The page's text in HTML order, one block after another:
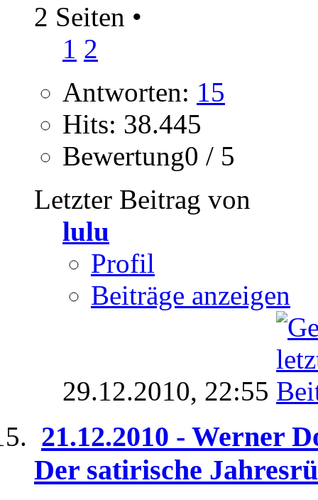
2 Seiten •
1 2
Antworten: 15
Hits: 38.445
Bewertung0 / 5
Letzter Beitrag von
lulu
Profil
Beiträge anzeigen
29.12.2010, 22:55
21.12.2010 - Werner
Der satirische